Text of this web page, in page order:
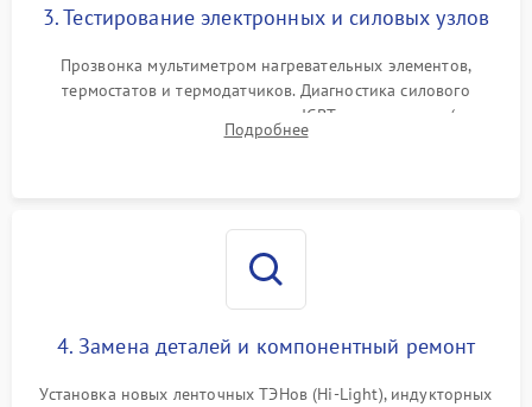
3. Тестирование электронных и силовых узлов
Прозвонка мультиметром нагревательных элементов,
термостатов и термодатчиков. Диагностика силового
модуля, реле, диодных мостов и IGBT-транзисторов (для
индукции). Проверка кранов и газ-контроля (для газовых
Подробнее
4. Замена деталей и компонентный ремонт
Установка новых ленточных ТЭНов (Hi-Light), индукторных